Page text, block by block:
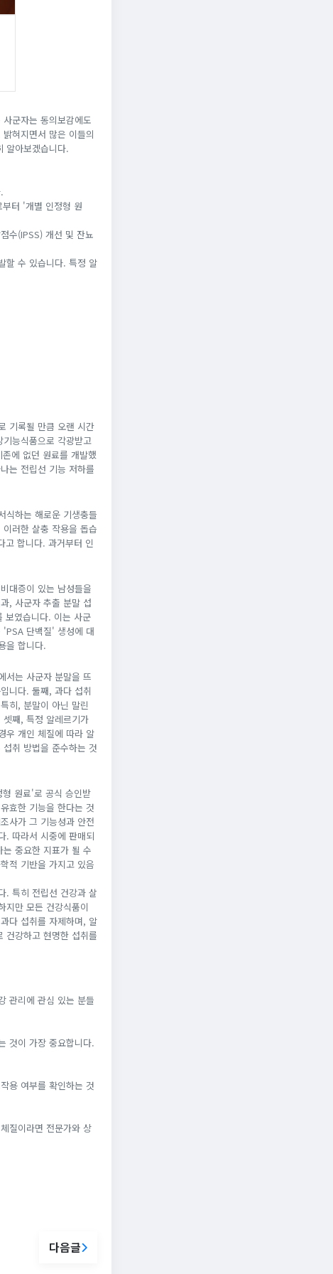
군자는 동의보감에도
혀지면서 많은 이들의
알아보겠습니다.
터 '개별 인정형 원
수(IPSS) 개선 및 잔뇨
할 수 있습니다. 특정 알
기록될 만큼 오랜 시간
능식품으로 각광받고
에 없던 원료를 개발했
는 전립선 기능 저하를
식하는 해로운 기생충들
러한 살충 작용을 돕습
고 합니다. 과거부터 인
대증이 있는 남성들을
, 사군자 추출 분말 섭
보였습니다. 이는 사군
'PSA 단백질' 생성에 대
을 합니다.
서는 사군자 분말을 뜨
니다. 둘째, 과다 섭취
히, 분말이 아닌 말린
째, 특정 알레르기가
우 개인 체질에 따라 알
취 방법을 준수하는 것
원료'로 공식 승인받
효한 기능을 한다는 것
사가 그 기능성과 안전
. 따라서 시중에 판매되
중요한 지표가 될 수
적 기반을 가지고 있음
. 특히 전립선 건강과 살
지만 모든 건강식품이
다 섭취를 자제하며, 알
건강하고 현명한 섭취를
관리에 관심 있는 분들
것이 가장 중요합니다.
용 여부를 확인하는 것
질이라면 전문가와 상
다음글